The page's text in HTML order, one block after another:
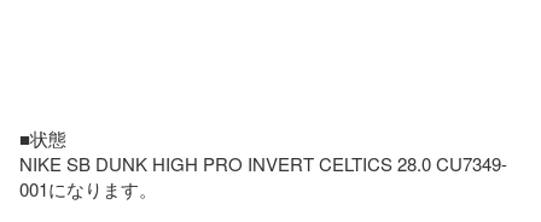
■状態
NIKE SB DUNK HIGH PRO INVERT CELTICS 28.0 CU7349-
001になります。